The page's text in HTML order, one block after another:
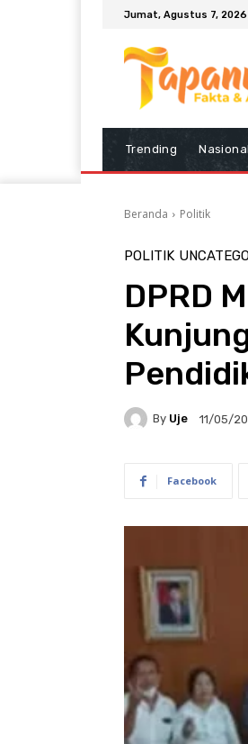
Jumat, Agustus 7, 2026
Trending Nasional
Beranda Politik
POLITIK
DPRD
By Uje 11/05/
Facebook